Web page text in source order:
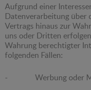
Aufgrund einer
Datenverarbeitung über
Vertrags hinaus zur
uns oder Dritten
Wahrung berechtigter
folgenden Fällen:
- Werbung oder